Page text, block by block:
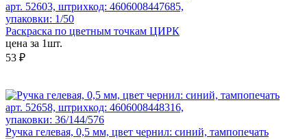
арт. 52603, штрихкод: 4606008447685,
упаковки: 1/50
Раскраска по цветным точкам ЦИРК
цена за 1шт.
53 ₽
арт. 52658, штрихкод: 4606008448316,
упаковки: 36/144/576
Ручка гелевая, 0,5 мм, цвет чернил: синий, тампопечать